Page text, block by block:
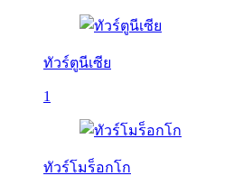
ทัวร์ตูนีเซีย
1
ทัวร์โมร็อกโก